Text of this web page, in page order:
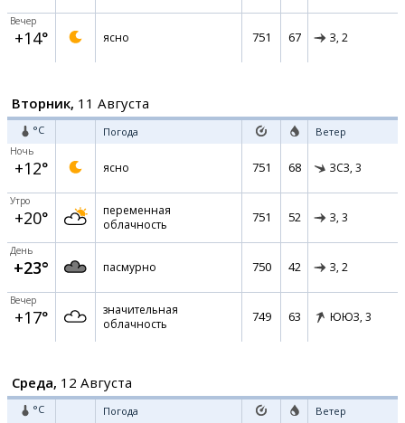
Вечер
+14° ясно 751 67 З, 2
Вторник, 11 Августа
°C Погода Ветер
Ночь
+12° ясно 751 68 ЗСЗ, 3
Утро
+20°
переменная
облачность
751 52 З, 3
День
+23° пасмурно 750 42 З, 2
Вечер
+17°
значительная
облачность
749 63 ЮЮЗ, 3
Среда, 12 Августа
°C Погода Ветер